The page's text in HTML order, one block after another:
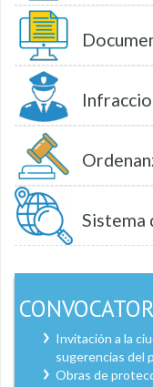
Sistema
Invitación a la
sugerencias del
Obras de